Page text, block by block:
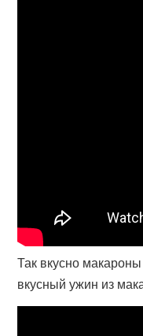
Так вкусно
вкусный ужин из